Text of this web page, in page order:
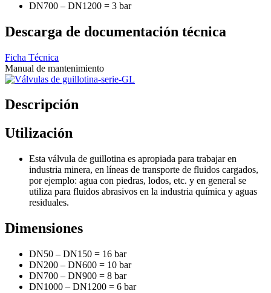
DN700 – DN1200 = 3 bar
Descarga de documentación técnica
Ficha Técnica
Manual de mantenimiento
Descripción
Utilización
Esta válvula de guillotina es apropiada para trabajar en
industria minera, en líneas de transporte de fluidos cargados,
por ejemplo: agua con piedras, lodos, etc. y en general se
utiliza para fluidos abrasivos en la industria química y aguas
residuales.
Dimensiones
DN50 – DN150 = 16 bar
DN200 – DN600 = 10 bar
DN700 – DN900 = 8 bar
DN1000 – DN1200 = 6 bar